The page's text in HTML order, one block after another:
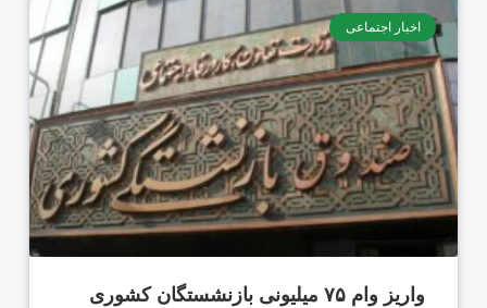
اخبار اجتماعی
واریز وام ۷۵ میلیونی بازنشستگان کشوری